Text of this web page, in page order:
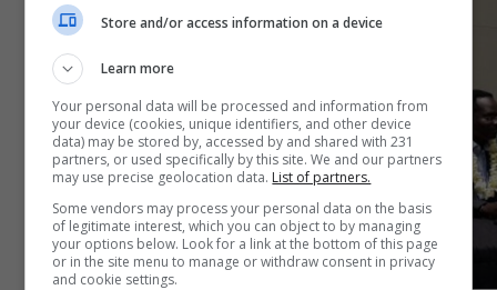
Store and/or access information on a device
Learn more
Your personal data will be processed and information from
your device (cookies, unique identifiers, and other device
data) may be stored by, accessed by and shared with 231
partners, or used specifically by this site. We and our partners
may use precise geolocation data. List of partners.
Some vendors may process your personal data on the basis
of legitimate interest, which you can object to by managing
your options below. Look for a link at the bottom of this page
or in the site menu to manage or withdraw consent in privacy
and cookie settings.